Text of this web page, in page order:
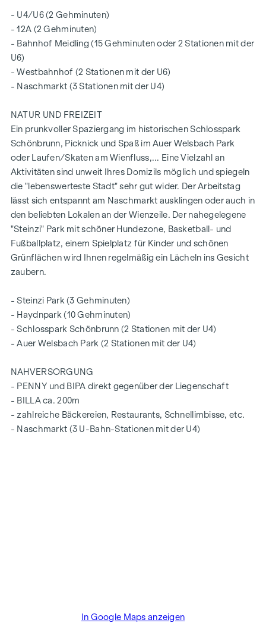
- U4/U6 (2 Gehminuten)
- 12A (2 Gehminuten)
- Bahnhof Meidling (15 Gehminuten oder 2 Stationen mit der
U6)
- Westbahnhof (2 Stationen mit der U6)
- Naschmarkt (3 Stationen mit der U4)
NATUR UND FREIZEIT
Ein prunkvoller Spaziergang im historischen Schlosspark
Schönbrunn, Picknick und Spaß im Auer Welsbach Park
oder Laufen/Skaten am Wienfluss,... Eine Vielzahl an
Aktivitäten sind unweit Ihres Domizils möglich und spiegeln
die "lebenswerteste Stadt" sehr gut wider. Der Arbeitstag
lässt sich entspannt am Naschmarkt ausklingen oder auch in
den beliebten Lokalen an der Wienzeile. Der nahegelegene
"Steinzi" Park mit schöner Hundezone, Basketball- und
Fußballplatz, einem Spielplatz für Kinder und schönen
Grünflächen wird Ihnen regelmäßig ein Lächeln ins Gesicht
zaubern.
- Steinzi Park (3 Gehminuten)
- Haydnpark (10 Gehminuten)
- Schlosspark Schönbrunn (2 Stationen mit der U4)
- Auer Welsbach Park (2 Stationen mit der U4)
NAHVERSORGUNG
- PENNY und BIPA direkt gegenüber der Liegenschaft
- BILLA ca. 200m
- zahlreiche Bäckereien, Restaurants, Schnellimbisse, etc.
- Naschmarkt (3 U-Bahn-Stationen mit der U4)
In Google Maps anzeigen